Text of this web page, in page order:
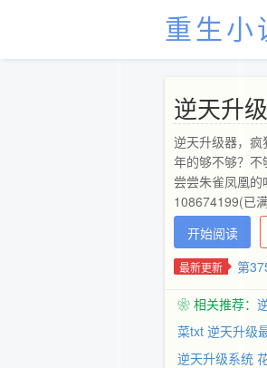
重生小
逆天升级
逆天升级器，
年的够不够？
尝尝朱雀凤凰的
108674199(已
&amp;amp;*（
开始阅读
最新更新 第
❀ 相关推荐：
菜txt 逆天升级
逆天升级系统